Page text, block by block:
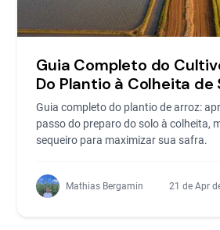
Guia Completo do
Do Plantio à Colheita de
Guia completo do plantio de arroz:
passo do preparo do solo à colheita,
sequeiro para maximizar sua safra.
Mathias Bergamin 21 de Apr